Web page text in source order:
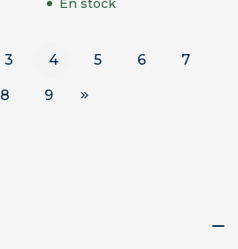
En stock
3 4 5 6 7
8 9